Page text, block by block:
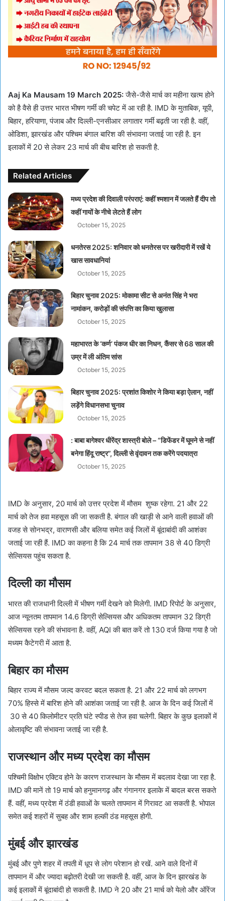
Aaj Ka Mausam 19 March 2025:जैसे-जैसे मार्च का महीना खत्म होने
को है वैसे ही उत्तर भारत भीषण गर्मी की चपेट में आ रही है. IMD के मुताबिक, यूपी,
बिहार, हरियाणा, पंजाब और दिल्ली-एनसीआर लगातार गर्मी बढ़ती जा रही है. वहीं,
ओडिशा, झारखंड और पश्चिम बंगाल बारिश की संभावना जताई जा रही है. इन
इलाकों में 20 से लेकर 23 मार्च की बीच बारिश हो सकती है.
Related Articles
मध्य प्रदेश की दिवाली परंपराएं: कहीं श्मशान में जलते हैं दीप तो
कहीं गायों के नीचे लेटते हैं लोग
October 15, 2025
धनतेरस 2025: शनिवार को धनतेरस पर खरीदारी में रखें ये
खास सावधानियां
October 15, 2025
बिहार चुनाव 2025: मोकामा सीट से अनंत सिंह ने भरा
नामांकन, करोड़ों की संपत्ति का किया खुलासा
October 15, 2025
महाभारत के ‘कर्ण’ पंकज धीर का निधन, कैंसर से 68 साल की
उम्र में ली अंतिम सांस
October 15, 2025
बिहार चुनाव 2025: प्रशांत किशोर ने किया बड़ा ऐलान, नहीं
लड़ेंगे विधानसभा चुनाव
October 15, 2025
: बाबा बागेश्वर धीरेंद्र शास्त्री बोले – “डिफेंडर में घूमने से नहीं
बनेगा हिंदू राष्ट्र”, दिल्ली से वृंदावन तक करेंगे पदयात्रा
October 15, 2025
IMD के अनुसार, 20 मार्च को उत्तर प्रदेश में मौसम शुष्क रहेगा. 21 और 22
मार्च को तेज हवा महसूस की जा सकती है. बंगाल की खाड़ी से आने वाली हवाओं की
वजह से सोनभद्र, वाराणसी और बलिया समेत कई जिलों में बूंदाबांदी की आशंका
जताई जा रही हैं. IMD का कहना है कि 24 मार्च तक तापमान 38 से 40 डिग्री
सेल्सियस पहुंच सकता है.
दिल्ली का मौसम
भारत की राजधानी दिल्ली में भीषण गर्मी देखने को मिलेगी. IMD रिपोर्ट के अनुसार,
आज न्यूनतम तापमान 14.6 डिग्री सेल्सियस और अधिकतम तापमान 32 डिग्री
सेल्सियस रहने की संभावना है. वहीं, AQI की बात करें तो 130 दर्ज किया गया है जो
मध्यम कैटेगरी में आता है.
बिहार का मौसम
बिहार राज्य में मौसम जल्द करवट बदल सकता है. 21 और 22 मार्च को लगभग
70% हिस्से में बारिश होने की आशंका जताई जा रही है. आज के दिन कई जिलों में
30 से 40 किलोमीटर प्रति घंटे स्पीड से तेज हवा चलेगी. बिहार के कुछ इलाकों में
ओलावृष्टि की संभावना जताई जा रही है.
राजस्थान और मध्य प्रदेश का मौसम
पश्चिमी विक्षोभ एक्टिव होने के कारण राजस्थान के मौसम में बदलाव देखा जा रहा है.
IMD की मानें तो 19 मार्च को हनुमानगढ़ और गंगानगर इलाके में बादल बरस सकते
हैं. वहीं, मध्य प्रदेश में ठंडी हवाओं के चलते तापमान में गिरावट आ सकती है. भोपाल
समेत कई शहरों में सुबह और शाम हल्की ठंड महसूस होगी.
मुंबई और झारखंड
मुंबई और पुणे शहर में तपती में धूप से लोग परेशान हो रखें. आने वाले दिनों में
तापमान में और ज्यादा बढ़ोतरी देखी जा सकती है. वहीं, आज के दिन झारखंड के
कई इलाकों में बूंदाबांदी हो सकती है. IMD ने 20 और 21 मार्च को येलो और ऑरेंज